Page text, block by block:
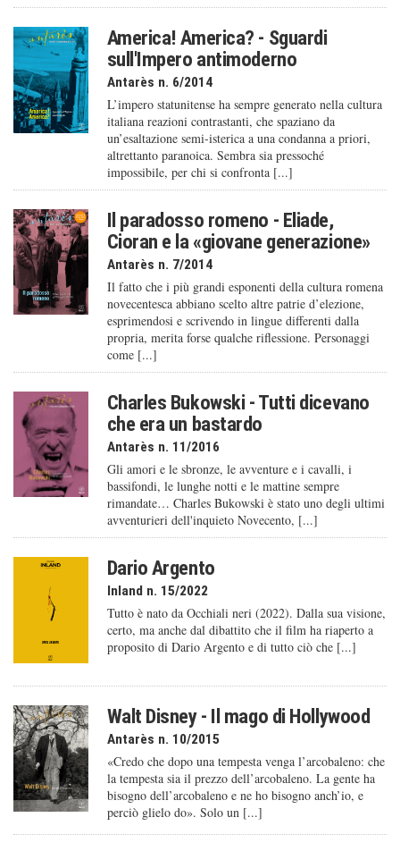
America! America? - Sguardi
sull'Impero antimoderno
Antarès n. 6/2014
L’impero statunitense ha sempre generato nella cultura
italiana reazioni contrastanti, che spaziano da
un’esaltazione semi-isterica a una condanna a priori,
altrettanto paranoica. Sembra sia pressoché
impossibile, per chi si confronta [...]
Il paradosso romeno - Eliade,
Cioran e la «giovane generazione»
Antarès n. 7/2014
Il fatto che i più grandi esponenti della cultura romena
novecentesca abbiano scelto altre patrie d’elezione,
esprimendosi e scrivendo in lingue differenti dalla
propria, merita forse qualche riflessione. Personaggi
come [...]
Charles Bukowski - Tutti dicevano
che era un bastardo
Antarès n. 11/2016
Gli amori e le sbronze, le avventure e i cavalli, i
bassifondi, le lunghe notti e le mattine sempre
rimandate… Charles Bukowski è stato uno degli ultimi
avventurieri dell'inquieto Novecento, [...]
Dario Argento
Inland n. 15/2022
Tutto è nato da Occhiali neri (2022). Dalla sua visione,
certo, ma anche dal dibattito che il film ha riaperto a
proposito di Dario Argento e di tutto ciò che [...]
Walt Disney - Il mago di Hollywood
Antarès n. 10/2015
«Credo che dopo una tempesta venga l’arcobaleno: che
la tempesta sia il prezzo dell’arcobaleno. La gente ha
bisogno dell’arcobaleno e ne ho bisogno anch’io, e
perciò glielo do». Solo un [...]